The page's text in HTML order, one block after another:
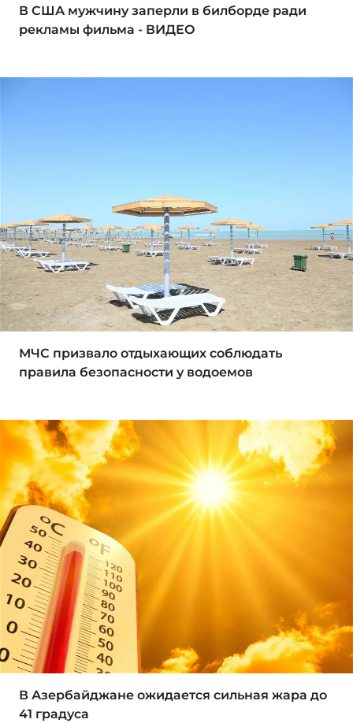
В США мужчину заперли в билборде ради
рекламы фильма - ВИДЕО
МЧС призвало отдыхающих соблюдать
правила безопасности у водоемов
В Азербайджане ожидается сильная жара до
41 градуса